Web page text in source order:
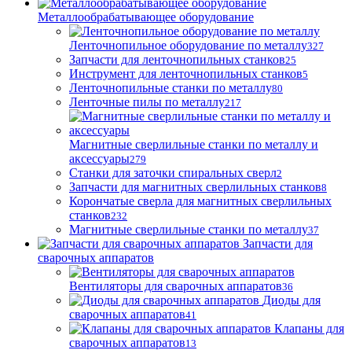
Металлообрабатывающее оборудование
Ленточнопильное оборудование по металлу327
Запчасти для ленточнопильных станков25
Инструмент для ленточнопильных станков5
Ленточнопильные станки по металлу80
Ленточные пилы по металлу217
Магнитные сверлильные станки по металлу и
аксессуары279
Станки для заточки спиральных сверл2
Запчасти для магнитных сверлильных станков8
Корончатые сверла для магнитных сверлильных
станков232
Магнитные сверлильные станки по металлу37
Запчасти для
сварочных аппаратов
Вентиляторы для сварочных аппаратов36
Диоды для
сварочных аппаратов41
Клапаны для
сварочных аппаратов13